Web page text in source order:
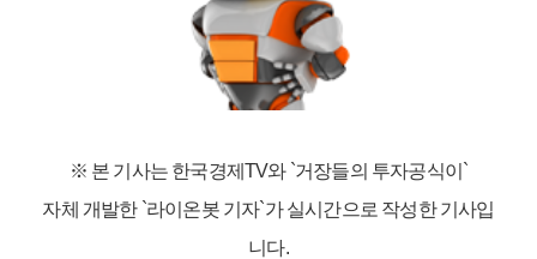
※ 본 기사는 한국경제TV와 `거장들의 투자공식이`
자체 개발한 `라이온봇 기자`가 실시간으로 작성한 기사입
니다.